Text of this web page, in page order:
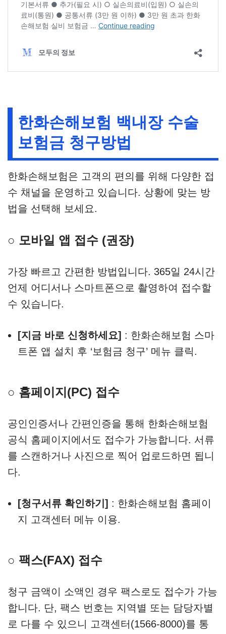
한화손해보험 백내장 수술
보험금 청구방법
한화손해보험은 고객의 편의를 위해 다양한 접
수 채널을 운영하고 있습니다. 상황에 맞는 방
법을 선택해 보세요.
○ 모바일 앱 접수 (권장)
가장 빠르고 간편한 방법입니다. 365일 24시간
언제 어디서나 스마트폰으로 촬영하여 접수할
수 있습니다.
[지금 바로 신청하세요] : 한화손해보험 스마
트폰 앱 설치 후 ‘보험금 청구’ 메뉴 클릭.
○ 홈페이지(PC) 접수
공인인증서나 간편인증을 통해 한화손해보험
공식 홈페이지에서도 접수가 가능합니다. 서류
를 스캔하거나 사진으로 찍어 업로드하면 됩니
다.
[청구서류 확인하기] : 한화손해보험 홈페이
지 고객센터 메뉴 이용.
○ 팩스(FAX) 접수
청구 금액이 소액인 경우 팩스로도 접수가 가능
합니다. 단, 팩스 번호는 지역별 또는 담당자별
로 다를 수 있으니 고객센터(1566-8000)를 통